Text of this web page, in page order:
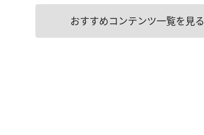
おすすめコンテンツ一覧を見る